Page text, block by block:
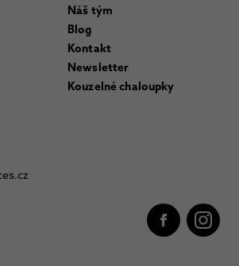
Náš tým
Blog
Kontakt
Newsletter
Kouzelné chaloupky